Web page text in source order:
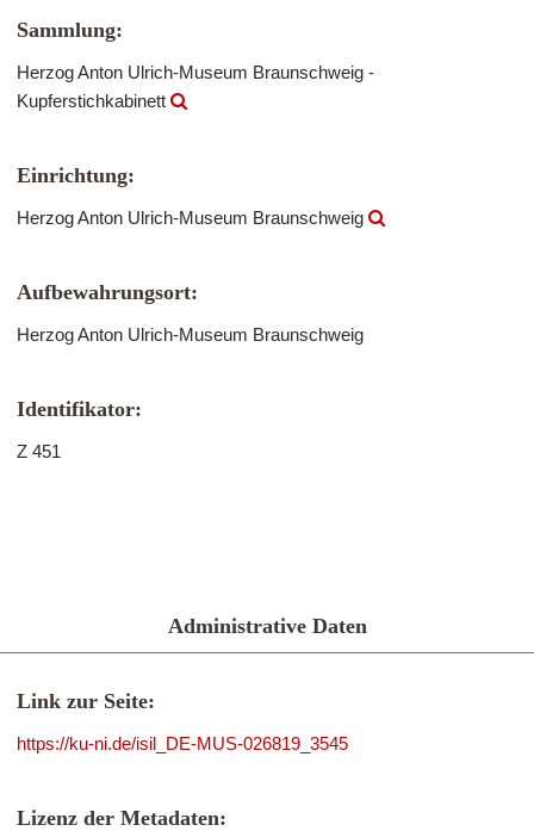
Sammlung:
Herzog Anton Ulrich-Museum Braunschweig -
Kupferstichkabinett
Einrichtung:
Herzog Anton Ulrich-Museum Braunschweig
Aufbewahrungsort:
Herzog Anton Ulrich-Museum Braunschweig
Identifikator:
Z 451
Administrative Daten
Link zur Seite:
https://ku-ni.de/isil_DE-MUS-026819_3545
Lizenz der Metadaten: